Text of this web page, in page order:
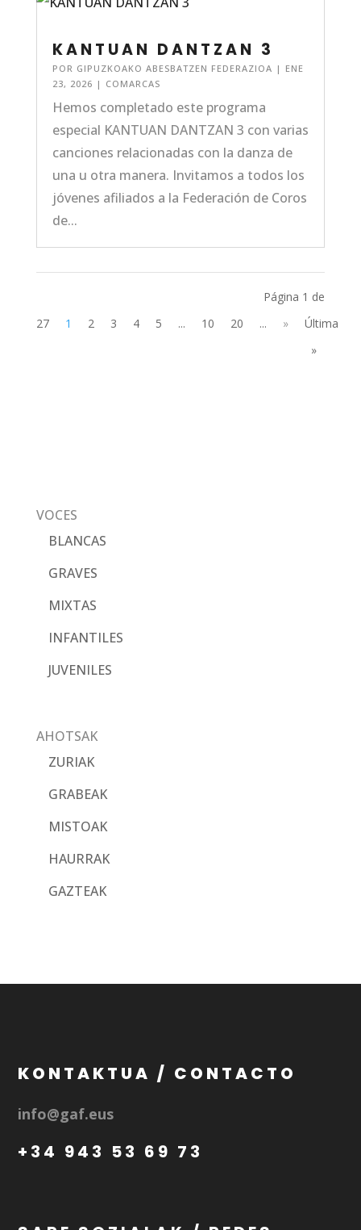
KANTUAN DANTZAN 3
POR GIPUZKOAKO ABESBATZEN FEDERAZIOA | ENE
23, 2026 | COMARCAS
Hemos completado este programa
especial KANTUAN DANTZAN 3 con varias
canciones relacionadas con la danza de
una u otra manera. Invitamos a todos los
jóvenes afiliados a la Federación de Coros
de...
Página 1 de
27
1 2 3 4 5 ... 10 20 ... »
Última
»
VOCES
BLANCAS
GRAVES
MIXTAS
INFANTILES
JUVENILES
AHOTSAK
ZURIAK
GRABEAK
MISTOAK
HAURRAK
GAZTEAK
KONTAKTUA / CONTACTO
info@gaf.eus
+34 943 53 69 73